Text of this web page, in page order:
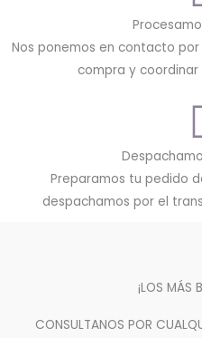
Nos ponemos en contacto
compra y
Preparamos tu pedido
despachamos por el
¡LOS MÁS
CONSULTANOS POR